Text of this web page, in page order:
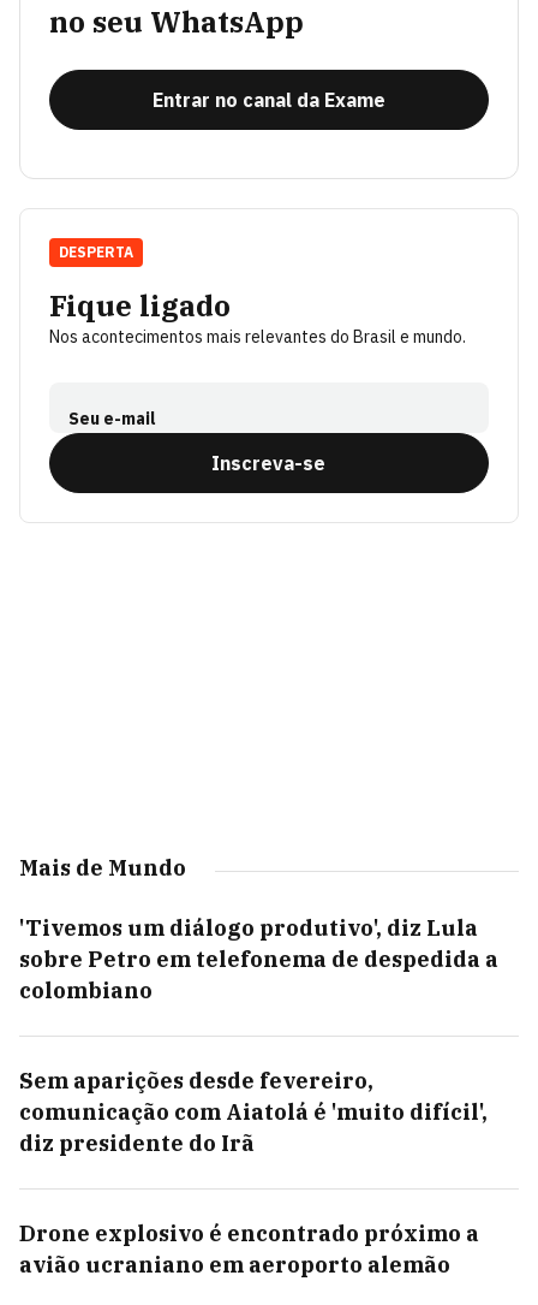
no seu WhatsApp
Entrar no canal da Exame
Fique ligado
Nos acontecimentos mais relevantes do Brasil e mundo.
Seu e-mail
Inscreva-se
DESPERTA
Mais de Mundo
'Tivemos um diálogo produtivo', diz Lula
sobre Petro em telefonema de despedida a
colombiano
Sem aparições desde fevereiro,
comunicação com Aiatolá é 'muito difícil',
diz presidente do Irã
Drone explosivo é encontrado próximo a
avião ucraniano em aeroporto alemão